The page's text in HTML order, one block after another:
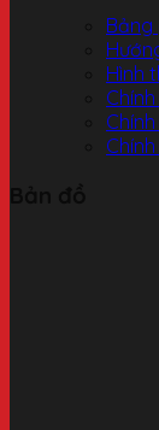
Bảng
Hình